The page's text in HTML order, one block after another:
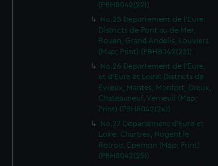
(PBH8042(22))
No.25 Departement de l'Eure:
Districts de Pont au de Mer,
Rouen, Grand Andelis, Louviers
(Map; Print) (PBH8042(23))
No.26 Departement de l'Eure,
et d'Eure et Loire: Districts de
Evreux, Mantes, Monfort, Dreux,
Chateauneuf, Verneuil (Map;
Print) (PBH8042(24))
No.27 Departement d'Eure et
Loire: Chartres, Nogent le
Rotrou, Epernon (Map; Print)
(PBH8042(25))